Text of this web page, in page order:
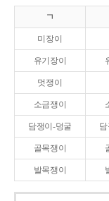
ㄱ
미장이
유기장이
멋쟁이
소금쟁이
담쟁이-덩굴
골목쟁이
발목쟁이